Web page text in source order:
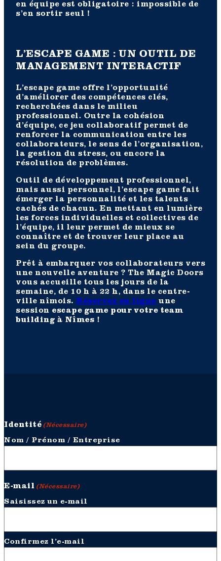
en équipe est obligatoire : impossible de
s’en sortir seul !
L’ESCAPE GAME : UN OUTIL DE
MANAGEMENT INTERACTIF
L’escape game offre l’opportunité
d’améliorer des compétences clés,
recherchées dans le milieu
professionnel. Outre la cohésion
d’équipe, ce jeu collaboratif permet de
renforcer la communication entre les
collaborateurs, le sens de l’organisation,
la gestion du stress, ou encore la
résolution de problèmes.
Outil de développement professionnel,
mais aussi personnel, l’escape game fait
émerger la personnalité et les talents
cachés de chacun. En mettant en lumière
les forces individuelles et collectives de
l’équipe, il leur permet de mieux se
connaître et de trouver leur place au
sein du groupe.
Prêt à embarquer vos collaborateurs vers
une nouvelle aventure ? The Magic Doors
vous accueille tous les jours de la
semaine, de 10 h à 22 h, dans le centre-
ville nîmois. Réservez en ligne une
session escape game pour votre team
building à Nîmes !
Identité (Nécessaire)
Nom / Prénom / Entreprise
E-mail (Nécessaire)
Saisissez un e-mail
Confirmez l’e-mail